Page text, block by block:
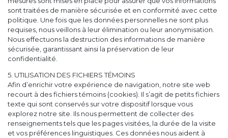
sont traitées de manière sécurisée et en conformité avec cette
politique. Une fois que les données personnelles ne sont plus
requises, nous veillons à leur élimination ou leur anonymisation.
Nous effectuons la destruction des informations de manière
sécurisée, garantissant ainsi la préservation de leur
confidentialité.
5. UTILISATION DES FICHIERS TÉMOINS
Afin d’enrichir votre expérience de navigation, notre site web
recourt à des fichiers témoins (cookies). Il s’agit de petits fichiers
texte qui sont conservés sur votre dispositif lorsque vous
explorez notre site. Ils nous permettent de collecter des
renseignements tels que les pages visitées, la durée de la visite
et vos préférences linguistiques. Ces données nous aident à